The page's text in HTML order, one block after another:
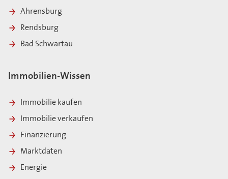
Ahrensburg
Rendsburg
Bad Schwartau
Immobilien-Wissen
Immobilie kaufen
Immobilie verkaufen
Finanzierung
Marktdaten
Energie